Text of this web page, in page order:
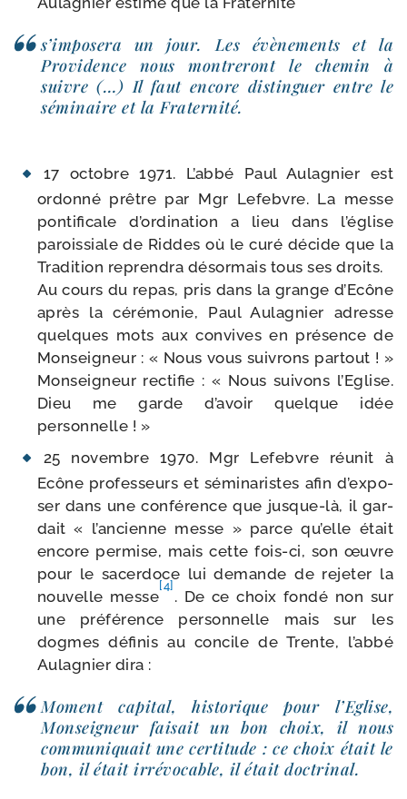
s’im­po­se­ra un jour. Les évè­ne­ments et la
Providence nous mon­tre­ront le che­min à
suivre (…) Il faut encore dis­tin­guer entre le
sémi­naire et la Fraternité.
17 octobre 1971. L’abbé Paul Aulagnier est
ordon­né prêtre par Mgr Lefebvre. La messe
pon­ti­fi­cale d’or­di­na­tion a lieu dans l’é­glise
parois­siale de Riddes où le curé décide que la
Tradition repren­dra désor­mais tous ses droits.
Au cours du repas, pris dans la grange d’Ecône
après la céré­mo­nie, Paul Aulagnier adresse
quelques mots aux convives en pré­sence de
Monseigneur : « Nous vous sui­vrons par­tout ! »
Monseigneur rec­ti­fie : « Nous sui­vons l’Eglise.
Dieu me garde d’a­voir quelque idée
personnelle ! »
25 novembre 1970. Mgr Lefebvre réunit à
Ecône pro­fes­seurs et sémi­na­ristes afin d’ex­po­
ser dans une confé­rence que jusque-​là, il gar­
dait « l’an­cienne messe » parce qu’elle était
encore per­mise, mais cette fois-​ci, son œuvre
pour le sacer­doce lui demande de reje­ter la
nou­velle messe
[4]
. De ce choix fon­dé non sur
une pré­fé­rence per­son­nelle mais sur les
dogmes défi­nis au concile de Trente, l’ab­bé
Aulagnier dira :
Moment capi­tal, his­to­rique pour l’Eglise,
Monseigneur fai­sait un bon choix, il nous
com­mu­ni­quait une cer­ti­tude : ce choix était le
bon, il était irré­vo­cable, il était doctrinal.